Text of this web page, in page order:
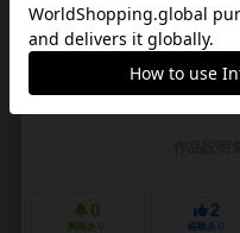
2～4人 20～40分
0
興味あり
2
経験あり